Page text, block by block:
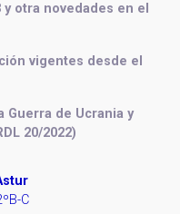
otra novedades en el
vigentes desde el
Guerra de Ucrania y
20/2022)
C